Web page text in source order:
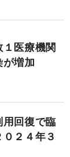
医療機関
増加
回復で臨
２４年３